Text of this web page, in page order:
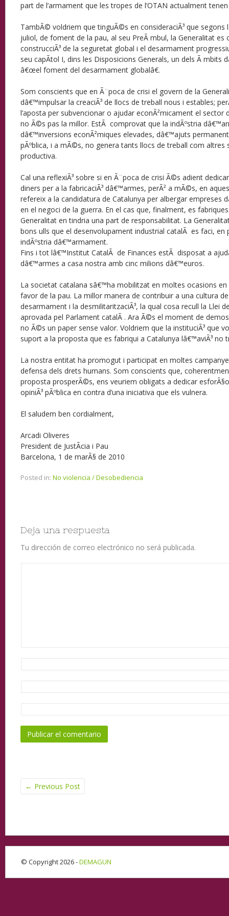
part de l’armament que les tropes de l’OTAN actualment
TambÃ© voldriem que tinguÃ©s en consideraciÃ³ que segons
juliol, de foment de la pau, al seu PreÃ mbul, la Generalitat
construcciÃ³ de la seguretat global i el desarmament
seu capÃ­tol I, dins les Disposicions Generals, un dels Ã mbits
â€œel foment del desarmament globalâ€.
Som conscients que en Ã¨poca de crisi el govern de la
dâ€™impulsar la creaciÃ³ de llocs de treball nous i estables;
l’aposta per subvencionar o ajudar econÃ²micament el sector
no Ã©s pas la millor. EstÃ comprovat que la indÃºstria
dâ€™inversions econÃ²miques elevades, dâ€™ajuts
pÃºblica, i a mÃ©s, no genera tants llocs de treball com
productiva.
Cal una reflexiÃ³ sobre si en Ã¨poca de crisi Ã©s adient
diners per a la fabricaciÃ³ dâ€™armes, perÃ² a mÃ©s, en
refereix a la candidatura de Catalunya per albergar empreses
en el negoci de la guerra. En el cas que, finalment, es
Generalitat en tindria una part de responsabilitat. La
bons ulls que el desenvolupament industrial catalÃ es faci, en
indÃºstria dâ€™armament.
Fins i tot lâ€™Institut CatalÃ de Finances estÃ disposat a
dâ€™armes a casa nostra amb cinc milions dâ€™euros.
La societat catalana sâ€™ha mobilitzat en moltes ocasions
favor de la pau. La millor manera de contribuir a una cultura
desarmament i la desmilitaritzaciÃ³, la qual cosa recull la Llei
aprovada pel Parlament catalÃ . Ara Ã©s el moment de
no Ã©s un paper sense valor. Voldriem que la instituciÃ³ que
suport a la proposta que es fabriqui a Catalunya lâ€™aviÃ³ no
La nostra entitat ha promogut i participat en moltes
defensa dels drets humans. Som conscients que,
proposta prosperÃ©s, ens veuriem obligats a dedicar
opiniÃ³ pÃºblica en contra d’una iniciativa que els vulnera.
El saludem ben cordialment,
Arcadi Oliveres
President de JustÃ­cia i Pau
Barcelona, 1 de marÃ§ de 2010
Posted in: No violencia / Desobediencia
Deja una respuesta
Tu dirección de correo electrónico no será publicada.
← Previous Post
© Copyright 2026 -DEMAGUN